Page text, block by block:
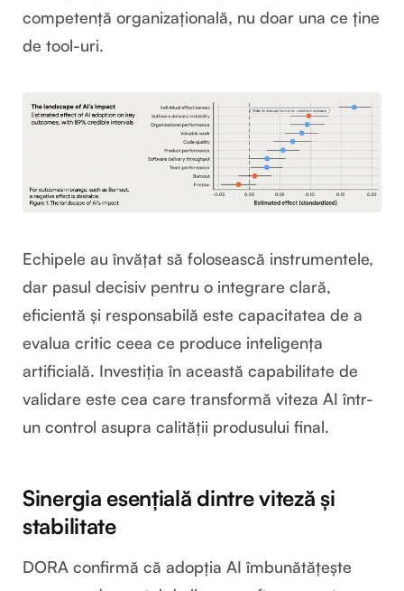
competență organizațională, nu doar una ce ține
de tool-uri.
Echipele au învățat să folosească instrumentele,
dar pasul decisiv pentru o integrare clară,
eficientă și responsabilă este capacitatea de a
evalua critic ceea ce produce inteligența
artificială. Investiția în această capabilitate de
validare este cea care transformă viteza AI într-
un control asupra calității produsului final.
Sinergia esențială dintre viteză și
stabilitate
DORA confirmă că adopția AI îmbunătățește